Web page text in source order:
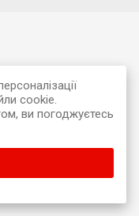
cookie.
ви погоджуєтесь